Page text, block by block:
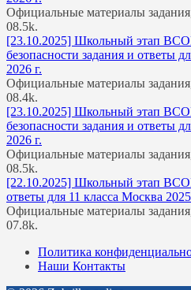
Официальные материалы
08.5k.
[23.10.2025] Школьный этап
безопасности задания и ответы
2026 г.
Официальные материалы
08.4k.
[23.10.2025] Школьный этап
безопасности задания и ответы
2026 г.
Официальные материалы
08.5k.
[22.10.2025] Школьный этап
ответы для 11 класса Москва
Официальные материалы
07.8k.
Политика
Наши Контакты